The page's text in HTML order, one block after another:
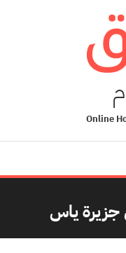
جزيرة ياس